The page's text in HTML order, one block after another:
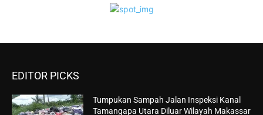
EDITOR PICKS
Tumpukan Sampah Jalan Inspeksi Kanal
Tamangapa Utara Diluar Wilayah Makassar